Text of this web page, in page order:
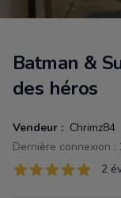
Batman &
des héros
Vendeur : Chrimz84
Dernière connexion :
Évaluations
2 sur 5 étoiles 2